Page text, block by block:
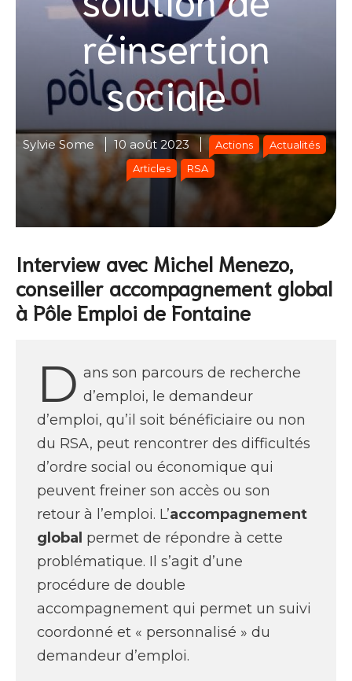
réinsertion
sociale
Sylvie Some 10 août 2023 Actions
Actualités
Articles
RSA
Interview avec Michel Menezo,
conseiller accompagnement global
à Pôle Emploi de Fontaine
D ans son parcours de recherche
d’emploi, le demandeur
d’emploi, qu’il soit bénéficiaire ou non
du RSA, peut rencontrer des difficultés
d’ordre social ou économique qui
peuvent freiner son accès ou son
retour à l’emploi. L’accompagnement
global permet de répondre à cette
problématique. Il s’agit d’une
procédure de double
accompagnement qui permet un suivi
coordonné et « personnalisé » du
demandeur d’emploi.